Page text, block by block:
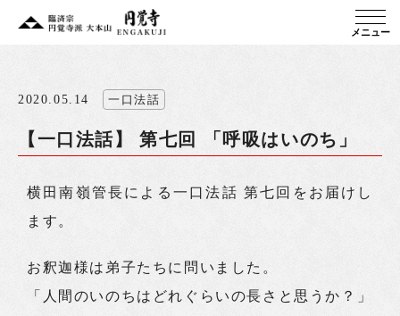
メニュー
2020.05.14 一口法話
【一口法話】 第七回 「呼吸はいのち」
横田南嶺管長による一口法話 第七回をお届けし
ます。
お釈迦様は弟子たちに問いました。
「人間のいのちはどれぐらいの長さと思うか？」